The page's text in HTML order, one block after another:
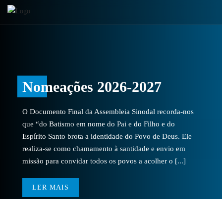
Nomeações 2026-2027
O Documento Final da Assembleia Sinodal recorda-nos
que “do Batismo em nome do Pai e do Filho e do
Espírito Santo brota a identidade do Povo de Deus. Ele
realiza-se como chamamento à santidade e envio em
missão para convidar todos os povos a acolher o [...]
LER MAIS